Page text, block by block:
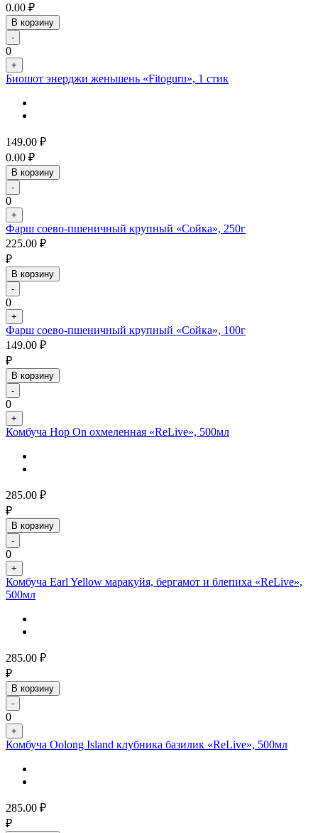
0.00 ₽
В корзину
-
0
+
Биошот энерджи женьшень «Fitoguru», 1 стик
149.00 ₽
0.00 ₽
В корзину
-
0
+
Фарш соево-пшеничный крупный «Сойка», 250г
225.00 ₽
₽
В корзину
-
0
+
Фарш соево-пшеничный крупный «Сойка», 100г
149.00 ₽
₽
В корзину
-
0
+
Комбуча Hop On охмеленная «ReLive», 500мл
285.00 ₽
₽
В корзину
-
0
+
Комбуча Earl Yellow маракуйя, бергамот и блепиха «ReLive»,
500мл
285.00 ₽
₽
В корзину
-
0
+
Комбуча Oolong Island клубника базилик «ReLive», 500мл
285.00 ₽
₽